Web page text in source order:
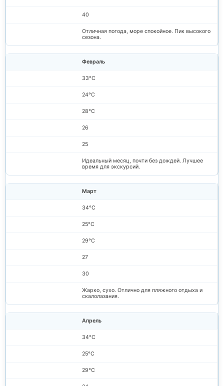
40
Отличная погода, море спокойное. Пик высокого
сезона.
Февраль
33°C
24°C
28°C
26
25
Идеальный месяц, почти без дождей. Лучшее
время для экскурсий.
Март
34°C
25°C
29°C
27
30
Жарко, сухо. Отлично для пляжного отдыха и
скалолазания.
Апрель
34°C
25°C
29°C